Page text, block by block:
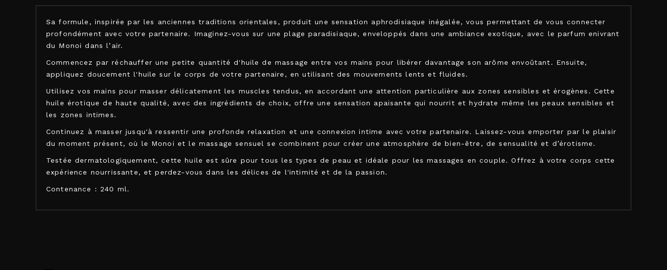
Sa formule, inspirée par les anciennes traditions orientales, produit une sensation aphrodisiaque inégalée, vous permettant de vous connecter
profondément avec votre partenaire. Imaginez-vous sur une plage paradisiaque, enveloppés dans une ambiance exotique, avec le parfum enivrant
du Monoi dans l’air.
Commencez par réchauffer une petite quantité d'huile de massage entre vos mains pour libérer davantage son arôme envoûtant. Ensuite,
appliquez doucement l'huile sur le corps de votre partenaire, en utilisant des mouvements lents et fluides.
Utilisez vos mains pour masser délicatement les muscles tendus, en accordant une attention particulière aux zones sensibles et érogènes. Cette
huile érotique de haute qualité, avec des ingrédients de choix, offre une sensation apaisante qui nourrit et hydrate même les peaux sensibles et
les zones intimes.
Continuez à masser jusqu'à ressentir une profonde relaxation et une connexion intime avec votre partenaire. Laissez-vous emporter par le plaisir
du moment présent, où le Monoi et le massage sensuel se combinent pour créer une atmosphère de bien-être, de sensualité et d’érotisme.
Testée dermatologiquement, cette huile est sûre pour tous les types de peau et idéale pour les massages en couple. Offrez à votre corps cette
expérience nourrissante, et perdez-vous dans les délices de l'intimité et de la passion.
Contenance : 240 ml.